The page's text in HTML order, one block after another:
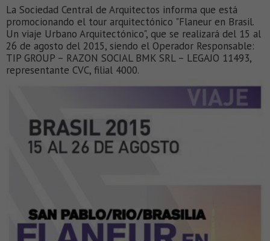
La Sociedad Central de Arquitectos informa que está
promocionando el tour arquitectónico "Flaneur en Brasil.
Un viaje Urbano Arquitectónico", que se realizará del 15 al
26 de agosto del 2015, siendo el Operador Responsable:
TIP GROUP – RAZON SOCIAL BMK SRL – LEGAJO 11493,
representante CVC, filial 4000.